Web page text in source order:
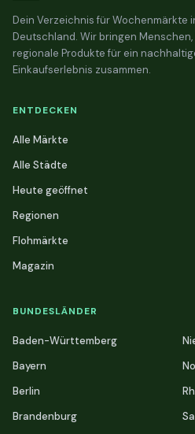
Dein Verzeichnis für Wochenmärkte
Deutschland. Wir bringen Menschen,
regionale Produkte für ein
Einkaufserlebnis zusammen.
ENTDECKEN
Alle Märkte
Alle Städte
Heute geöffnet
Regionen
Flohmärkte
Magazin
BUNDESLÄNDER
Baden-Württemberg
Bayern
Berlin
Brandenburg